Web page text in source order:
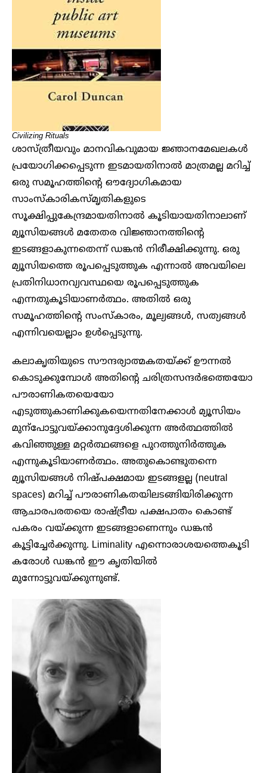
Civilizing Rituals
ശാസ്ത്രീയവും മാനവികവുമായ ജ്ഞാനമേഖലകൾ
പ്രയോഗിക്കപ്പെടുന്ന ഇടമായതിനാൽ മാത്രമല്ല മറിച്ച്
ഒരു സമൂഹത്തിന്റെ ഔദ്യോഗികമായ
സാംസ്കാരികസ്മൃതികളുടെ
സൂക്ഷിപ്പുകേന്ദ്രമായതിനാൽ കൂടിയായതിനാലാണ്
മ്യൂസിയങ്ങൾ മതേതര വിജ്ഞാനത്തിന്റെ
ഇടങ്ങളാകുന്നതെന്ന് ഡങ്കൻ നിരീക്ഷിക്കുന്നു. ഒരു
മ്യൂസിയത്തെ രൂപപ്പെടുത്തുക എന്നാൽ അവയിലെ
പ്രതിനിധാനവ്യവസ്ഥയെ രൂപപ്പെടുത്തുക
എന്നതുകൂടിയാണർത്ഥം. അതിൽ ഒരു
സമൂഹത്തിന്റെ സംസ്കാരം, മൂല്യങ്ങൾ, സത്യങ്ങൾ
എന്നിവയെല്ലാം ഉൾപ്പെടുന്നു.
കലാകൃതിയുടെ സൗന്ദര്യാത്മകതയ്ക്ക് ഊന്നൽ
കൊടുക്കുമ്പോൾ അതിന്റെ ചരിത്രസന്ദർഭത്തെയോ
പൗരാണികതയെയോ
എടുത്തുകാണിക്കുകയെന്നതിനേക്കാൾ മ്യൂസിയം
മുന്പോട്ടുവയ്ക്കാനുദ്ദേശിക്കുന്ന അർത്ഥത്തിൽ
കവിഞ്ഞുള്ള മറ്റർത്ഥങ്ങളെ പുറത്തുനിർത്തുക
എന്നുകൂടിയാണർത്ഥം. അതുകൊണ്ടുതന്നെ
മ്യൂസിയങ്ങൾ നിഷ്പക്ഷമായ ഇടങ്ങളല്ല (neutral
spaces) മറിച്ച് പൗരാണികതയിലടങ്ങിയിരിക്കുന്ന
ആചാരപരതയെ രാഷ്ട്രീയ പക്ഷപാതം കൊണ്ട്
പകരം വയ്ക്കുന്ന ഇടങ്ങളാണെന്നും ഡങ്കൻ
കൂട്ടിച്ചേർക്കുന്നു. Liminality എന്നൊരാശയത്തെകൂടി
കരോൾ ഡങ്കൻ ഈ കൃതിയിൽ
മുന്നോട്ടുവയ്ക്കുന്നുണ്ട്.